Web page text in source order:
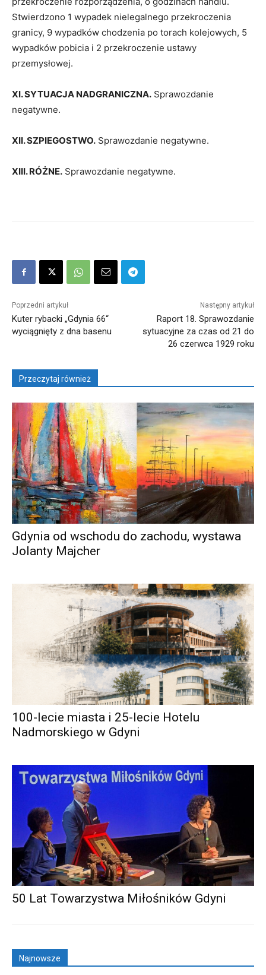
Stwierdzono 1 wypadek nielegalnego przekroczenia
granicy, 9 wypadków chodzenia po torach kolejowych, 5
wypadków pobicia i 2 przekroczenie ustawy
przemysłowej.
XI. SYTUACJA NADGRANICZNA. Sprawozdanie
negatywne.
XII. SZPIEGOSTWO. Sprawozdanie negatywne.
XIII. RÓŻNE. Sprawozdanie negatywne.
Poprzedni artykuł
Kuter rybacki „Gdynia 66“
wyciągnięty z dna basenu
Następny artykuł
Raport 18. Sprawozdanie
sytuacyjne za czas od 21 do
26 czerwca 1929 roku
Przeczytaj również
Gdynia od wschodu do zachodu, wystawa
Jolanty Majcher
100-lecie miasta i 25-lecie Hotelu
Nadmorskiego w Gdyni
50 Lat Towarzystwa Miłośników Gdyni
Najnowsze